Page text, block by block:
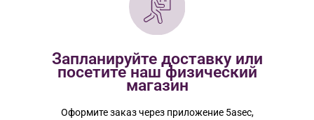
Запланируйте доставку или
посетите наш физический
магазин
Оформите заказ через приложение 5asec,